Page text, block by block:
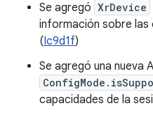
Se agregó XrDevice
información sobre las
(Ic9d1f)
Se agregó una nueva
capacidades de la